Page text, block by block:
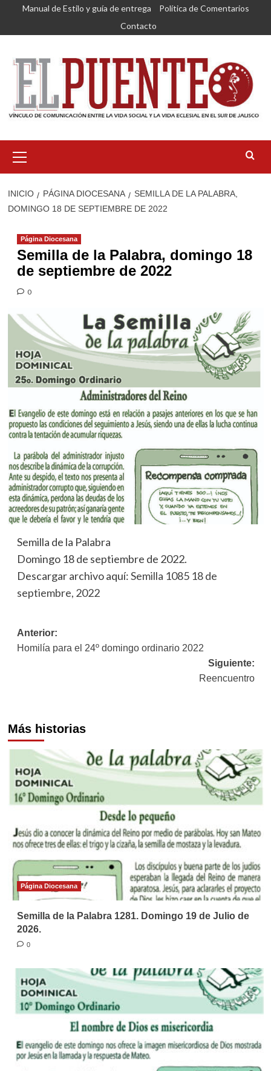
Saltar
contenido
Manual de Estilo y guía de entrega
Política de Comentarios
Contacto
primario
INICIO PÁGINA DIOCESANA
SEMILLA DE LA PALABRA,
DOMINGO 18 DE SEPTIEMBRE DE 2022
Página Diocesana
Semilla de la Palabra, domingo 18
de septiembre de 2022
0
Semilla de la Palabra
Domingo 18 de septiembre de 2022.
Descargar archivo aquí:Semilla 1085 18 de
septiembre, 2022
Navegación
de
Anterior:
Homilía para el 24º domingo ordinario 2022
Siguiente:
Reencuentro
Más historias
Página Diocesana
Semilla de la Palabra 1281. Domingo 19 de Julio de
2026.
0